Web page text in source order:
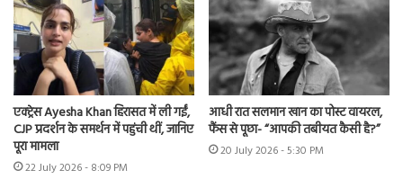
एक्ट्रेस Ayesha Khan हिरासत में ली गईं,
CJP प्रदर्शन के समर्थन में पहुंची थीं, जानिए
पूरा मामला
22 July 2026 - 8:09 PM
आधी रात सलमान खान का पोस्ट वायरल,
फैंस से पूछा- “आपकी तबीयत कैसी है?”
20 July 2026 - 5:30 PM